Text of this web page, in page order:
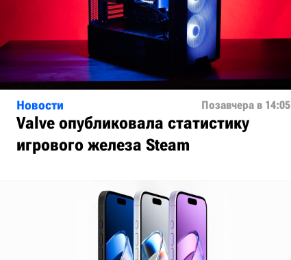
Новости Позавчера в 14:05
Valve опубликовала статистику
игрового железа Steam